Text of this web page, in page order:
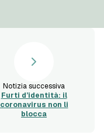
Notizia successiva
Furti d’identità: il
coronavirus non li
blocca